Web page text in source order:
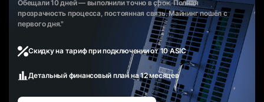
Обещали 10 дней — выполнили точно в срок. Полная
прозрачность процесса, постоянная связь. Майнинг пошёл с
первого дня."
Скидку на тариф при подключении от 10 ASIC
Детальный финансовый план на 12 месяцев